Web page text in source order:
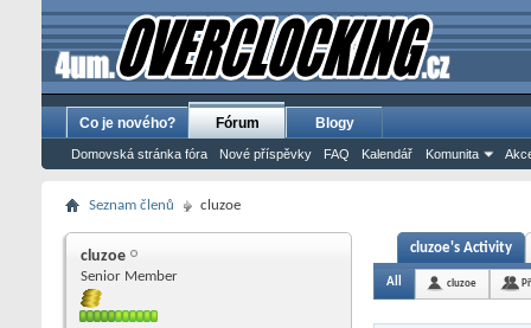
Co je nového? Fórum
Domovská stránka fóra Nové příspěvky FAQ Kalendář Komunita
Blogy
Seznam členů cluzoe
cluzoe
Senior Member
cluzoe's Activity
All cluzoe